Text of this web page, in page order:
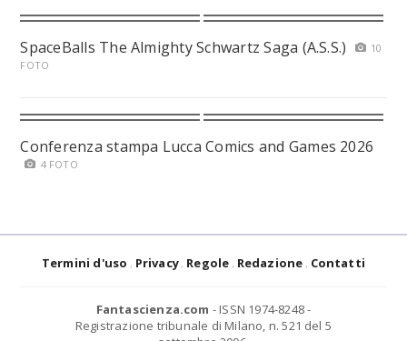
SpaceBalls The Almighty Schwartz Saga (A.S.S.)
10
FOTO
Conferenza stampa Lucca Comics and Games 2026
4 FOTO
Termini d'uso Privacy Regole Redazione Contatti
Fantascienza.com - ISSN 1974-8248 -
Registrazione tribunale di Milano, n. 521 del 5